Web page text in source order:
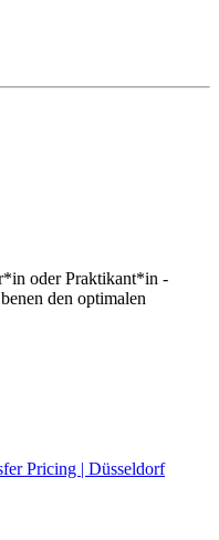
oder Praktikant*in -
den optimalen
Pricing | Düsseldorf